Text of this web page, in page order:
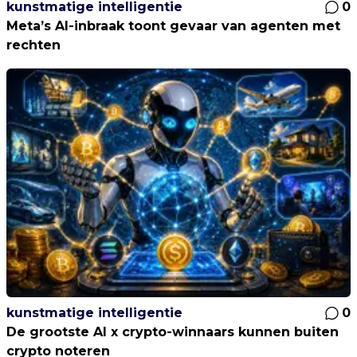
kunstmatige intelligentie
0
Meta’s AI-inbraak toont gevaar van agenten met
rechten
kunstmatige intelligentie
0
De grootste AI x crypto-winnaars kunnen buiten
crypto noteren